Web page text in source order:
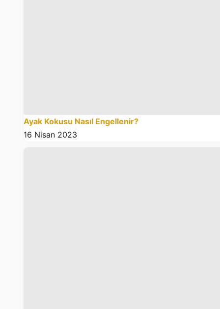
Ayak Kokusu Nasıl Engellenir?
16 Nisan 2023